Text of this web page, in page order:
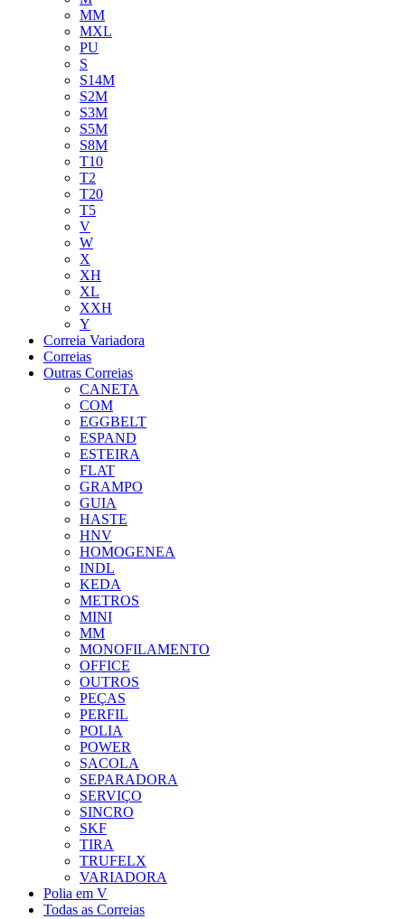
MM
MXL
PU
S
S14M
S2M
S3M
S5M
S8M
T10
T2
T20
T5
V
W
X
XH
XL
XXH
Y
Correia Variadora
Correias
Outras Correias
CANETA
COM
EGGBELT
ESPAND
ESTEIRA
FLAT
GRAMPO
GUIA
HASTE
HNV
HOMOGENEA
INDL
KEDA
METROS
MINI
MM
MONOFILAMENTO
OFFICE
OUTROS
PEÇAS
PERFIL
POLIA
POWER
SACOLA
SEPARADORA
SERVIÇO
SINCRO
SKF
TIRA
TRUFELX
VARIADORA
Polia em V
Todas as Correias